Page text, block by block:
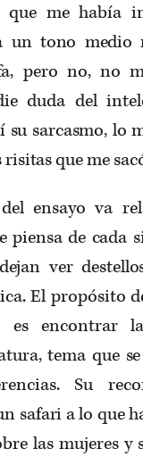
que me había
un tono medio
pero no, no
duda del
sarcasmo, lo
risitas que me
ensayo va
piensa de cada
ver
El propósito
es encontrar
tema que
Su
safari a lo que
las mujeres y